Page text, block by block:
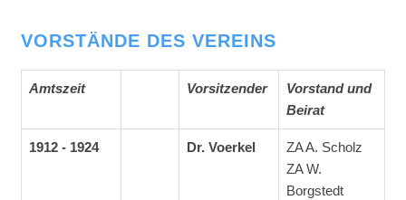
VORSTÄNDE DES VEREINS
Amtszeit Vorsitzender
Vorstand und
Beirat
1912 - 1924 Dr. Voerkel
ZA A. Scholz
ZA W.
Borgstedt